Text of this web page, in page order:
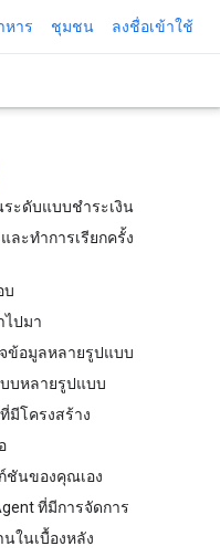
หาร ชุมชน ลงชื่อเข้าใช้
ระดับแบบชำระเงิน
ละทำการเรียกครั้ง
บ
ไปมา
จข้อมูลหลายรูปแบบ
บหลายรูปแบบ
มีโครงสร้าง
ชันของคุณเอง
ที่มีการจัดการ
นในเบื้องหลัง